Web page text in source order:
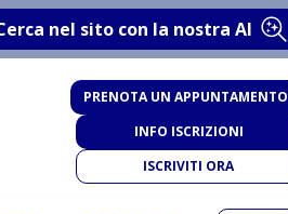
nel sito con la nostra AI
PRENOTA UN APPUNTAMENTO
INFO ISCRIZIONI
ISCRIVITI ORA